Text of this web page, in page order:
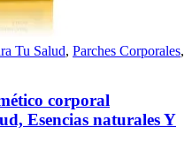
Tu Salud, Parches Corporales,
corporal
Esencias naturales Y